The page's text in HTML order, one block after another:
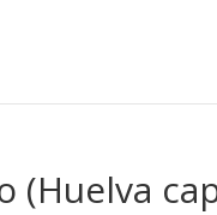
(Huelva